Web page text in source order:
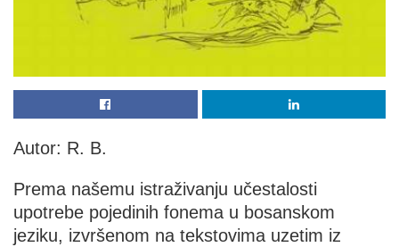
Autor: R. B.
Prema našemu istraživanju učestalosti
upotrebe pojedinih fonema u bosanskom
jeziku, izvršenom na tekstovima uzetim iz